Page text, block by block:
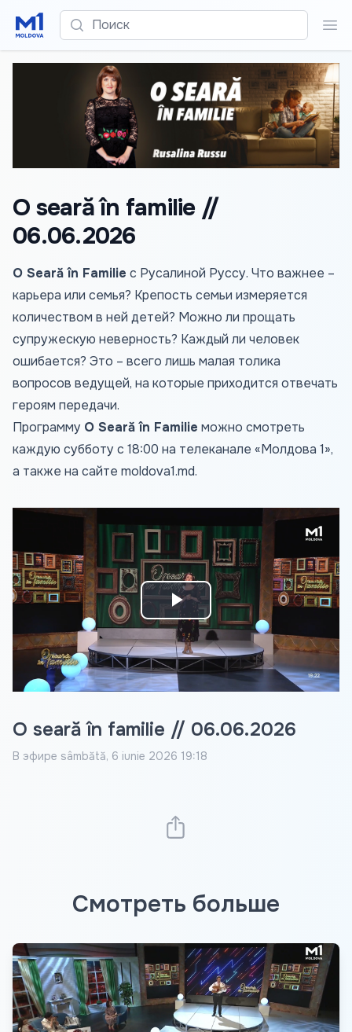
Поиск
O seară în familie //
06.06.2026
O Seară în Familie с Русалиной Руссу. Что важнее –
карьера или семья? Крепость семьи измеряется
количеством в ней детей? Можно ли прощать
супружескую неверность? Каждый ли человек
ошибается? Это – всего лишь малая толика
вопросов ведущей, на которые приходится отвечать
героям передачи.
Программу O Seară în Familie можно смотреть
каждую субботу с 18:00 на телеканале «Молдова 1»,
а также на сайте moldova1.md.
Play
Video
O seară în familie // 06.06.2026
В эфире sâmbătă, 6 iunie 2026 19:18
Смотреть больше